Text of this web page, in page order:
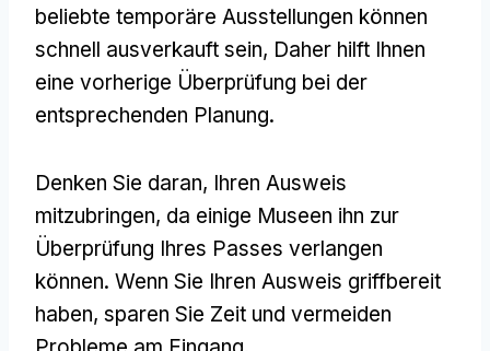
beliebte temporäre Ausstellungen können
schnell ausverkauft sein, Daher hilft Ihnen
eine vorherige Überprüfung bei der
entsprechenden Planung.
Denken Sie daran, Ihren Ausweis
mitzubringen, da einige Museen ihn zur
Überprüfung Ihres Passes verlangen
können. Wenn Sie Ihren Ausweis griffbereit
haben, sparen Sie Zeit und vermeiden